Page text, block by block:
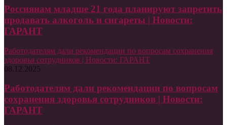
Россиянам младше 21 года планируют запретить
продавать алкоголь и сигареты | Новости:
ГАРАНТ
Работодателям дали рекомендации по вопросам сохранения
здоровья сотрудников | Новости: ГАРАНТ
08.12.2025
Работодателям дали рекомендации по вопросам
сохранения здоровья сотрудников | Новости:
ГАРАНТ